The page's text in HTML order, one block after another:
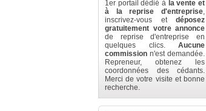
1er portail dédié à la vente et
à la reprise d'entreprise,
inscrivez-vous et déposez
gratuitement votre annonce
de reprise d'entreprise en
quelques clics. Aucune
commission n'est demandée.
Repreneur, obtenez les
coordonnées des cédants.
Merci de votre visite et bonne
recherche.